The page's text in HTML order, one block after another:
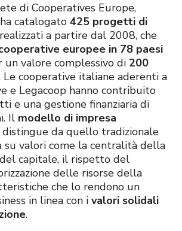
di Cooperatives Europe,
catalogato425 progetti di
realizzati a partire dal 2008, che
europee in 78 paesi
un valore complessivo di 200
Le cooperative italiane aderenti a
e Legacoop hanno contribuito
e una gestione finanziaria di
Il modello di impresa
distingue da quello tradizionale
su valori come la centralità della
capitale, il rispetto del
delle risorse della
che lo rendono un
in linea con ivalori solidali
.